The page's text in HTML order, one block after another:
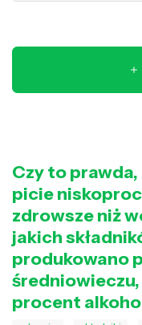
Czy to
picie
zdrowsze niż
jakich
produkowano
średniowieczu,
procent